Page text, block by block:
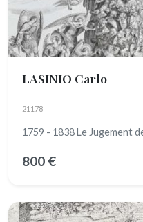
LASINIO Carlo
21178
1759 - 1838 Le Jugement
800 €